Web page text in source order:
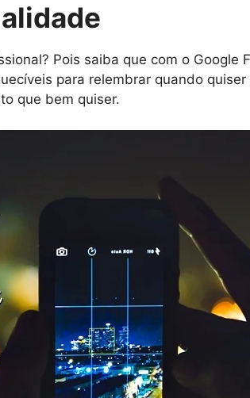
Pois saiba que com o Google
para relembrar quando
que bem quiser.